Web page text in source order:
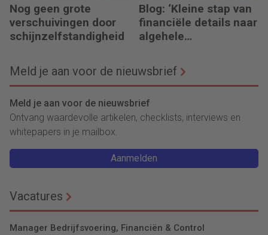
Nog geen grote
verschuivingen door
schijnzelfstandigheid
Blog: ‘Kleine stap van
financiële details naar
algehele
Meld je aan voor de nieuwsbrief
Meld je aan voor de nieuwsbrief
Ontvang waardevolle artikelen, checklists, interviews en
whitepapers in je mailbox.
Aanmelden
Vacatures
Manager Bedrijfsvoering, Financiën & Control